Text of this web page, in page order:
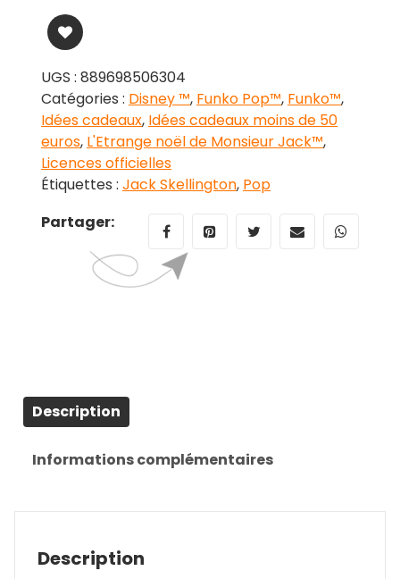
UGS : 889698506304
Catégories : Disney ™, Funko Pop™, Funko™,
Idées cadeaux, Idées cadeaux moins de 50
euros, L'Etrange noël de Monsieur Jack™,
Licences officielles
Étiquettes : Jack Skellington, Pop
Partager:
Description
Informations complémentaires
Description